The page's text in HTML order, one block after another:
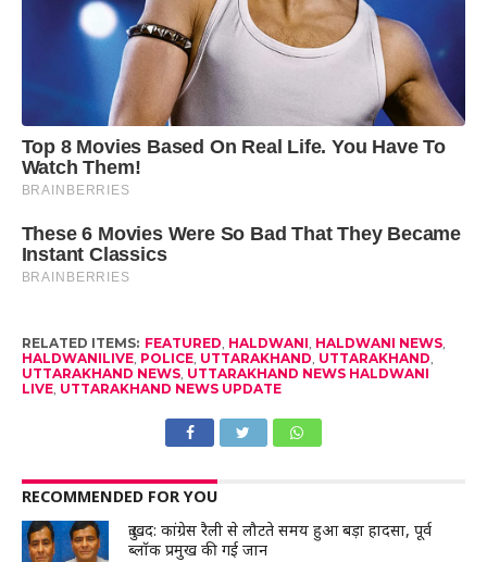
RELATED ITEMS: FEATURED, HALDWANI, HALDWANI NEWS,
HALDWANILIVE, POLICE, UTTARAKHAND, UTTARAKHAND,
UTTARAKHAND NEWS, UTTARAKHAND NEWS HALDWANI
LIVE, UTTARAKHAND NEWS UPDATE
RECOMMENDED FOR YOU
दुःखद: कांग्रेस रैली से लौटते समय हुआ बड़ा हादसा, पूर्व
ब्लॉक प्रमुख की गई जान